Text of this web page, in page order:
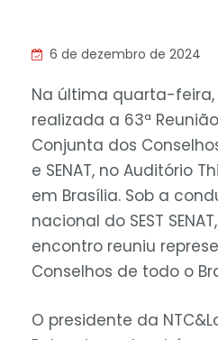
6 de dezembro de 2024
Na última quarta-feira,
realizada a 63ª
Conjunta dos
e SENAT, no Auditório
em Brasília. Sob a
nacional do SEST
encontro reuniu
Conselhos de todo o
O presidente da